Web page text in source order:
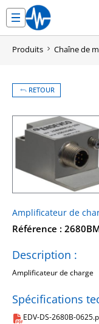
contenu
Produits Chaîne de
RETOUR
Amplificateur de
Référence :
Spécifications
EDV-DS-2680B-
Description :
Amplificateur de charge